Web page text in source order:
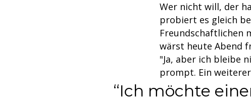
Wer nicht will, der
probiert es gleich
Freundschaftlichen
wärst heute Abend
"Ja, aber ich bleibe
prompt. Ein
Ich möchte